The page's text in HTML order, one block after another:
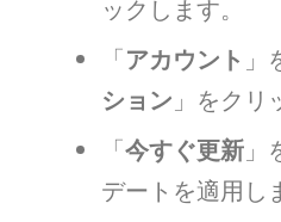
ックします。
「アカウント 」
ション 」をクリ
「今すぐ更新
デートを適用し